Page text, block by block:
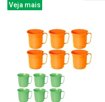
Veja mais